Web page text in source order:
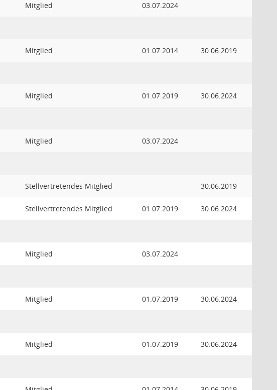
Mitglied 03.07.2024
Mitglied 01.07.2014 30.06.2019
Mitglied 01.07.2019 30.06.2024
Mitglied 03.07.2024
Stellvertretendes Mitglied 30.06.2019
Stellvertretendes Mitglied 01.07.2019 30.06.2024
Mitglied 03.07.2024
Mitglied 01.07.2019 30.06.2024
Mitglied 01.07.2019 30.06.2024